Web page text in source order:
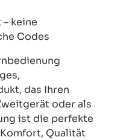
keine
Codes
das Ihren
oder als
ist die perfekte
Qualität